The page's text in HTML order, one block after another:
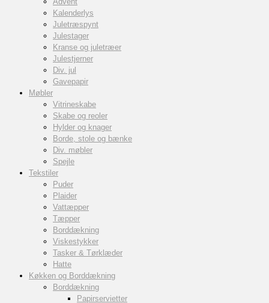
Kalenderlys
Juletræspynt
Julestager
Kranse og juletræer
Julestjerner
Div. jul
Gavepapir
Møbler
Vitrineskabe
Skabe og reoler
Hylder og knager
Borde, stole og bænke
Div. møbler
Spejle
Tekstiler
Puder
Plaider
Vattæpper
Tæpper
Borddækning
Viskestykker
Tasker & Tørklæder
Hatte
Køkken og Borddækning
Borddækning
Papirservietter